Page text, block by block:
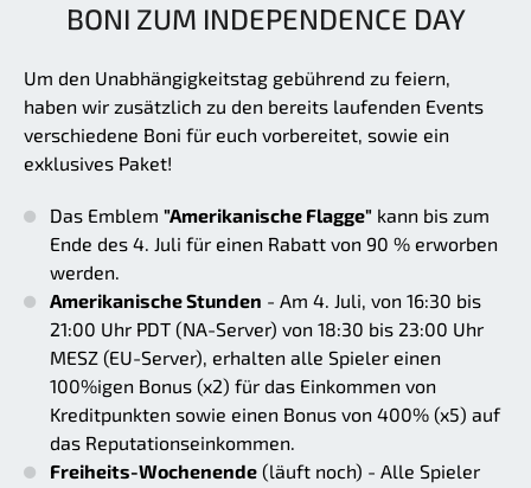
BONI ZUM INDEPENDENCE DAY
Um den Unabhängigkeitstag gebührend zu feiern,
haben wir zusätzlich zu den bereits laufenden Events
verschiedene Boni für euch vorbereitet, sowie ein
exklusives Paket!
Das Emblem "Amerikanische Flagge" kann bis zum
Ende des 4. Juli für einen Rabatt von 90 % erworben
werden.
Amerikanische Stunden - Am 4. Juli, von 16:30 bis
21:00 Uhr PDT (NA-Server) von 18:30 bis 23:00 Uhr
MESZ (EU-Server), erhalten alle Spieler einen
100%igen Bonus (x2) für das Einkommen von
Kreditpunkten sowie einen Bonus von 400% (x5) auf
das Reputationseinkommen.
Freiheits-Wochenende (läuft noch) - Alle Spieler